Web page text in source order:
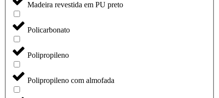
Madeira revestida em PU preto
Policarbonato
Polipropileno
Polipropileno com almofada